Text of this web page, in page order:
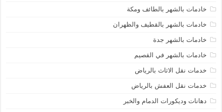
خادمات بالشهر بالطائف ومكة
خادمات بالشهر بالقطيف والظهران
خادمات بالشهر جدة
خادمات بالشهر في القصيم
خدمات نقل الاثاث بالرياض
خدمات نقل العفش بالرياض
دهانات وديكورات الدمام والخبر